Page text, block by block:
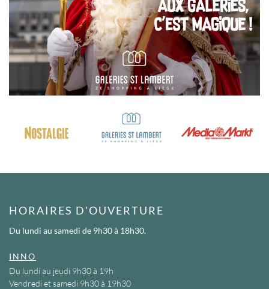
HORAIRES D'OUVERTURE
Du lundi au samedi de 9h30 à 18h30.
INNO
Du lundi au jeudi 9h30 à 19h
Vendredi et samedi 9h30 à 19h30